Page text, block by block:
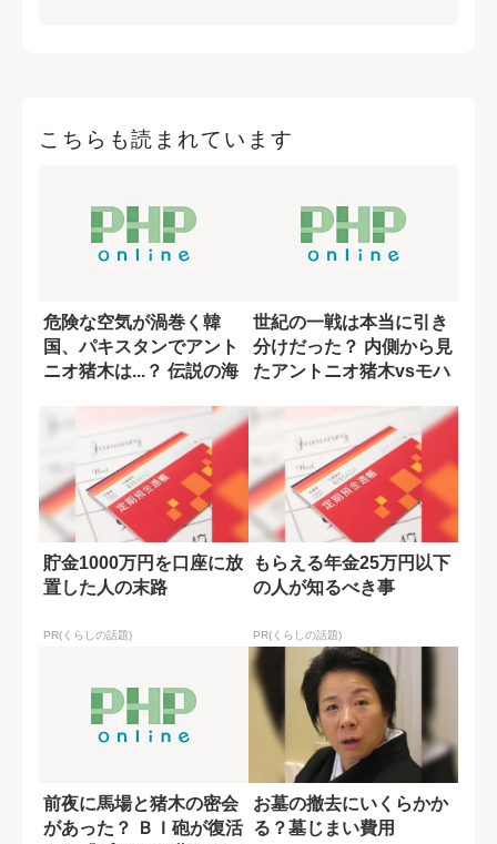
こちらも読まれています
危険な空気が渦巻く韓
国、パキスタンでアント
ニオ猪木は...？ 伝説の海
世紀の一戦は本当に引き
分けだった？ 内側から見
たアントニオ猪木vsモハ
貯金1000万円を口座に放
置した人の末路
PR(くらしの話題)
もらえる年金25万円以下
の人が知るべき事
PR(くらしの話題)
前夜に馬場と猪木の密会
があった？ ＢＩ砲が復活
お墓の撤去にいくらかか
る？墓じまい費用